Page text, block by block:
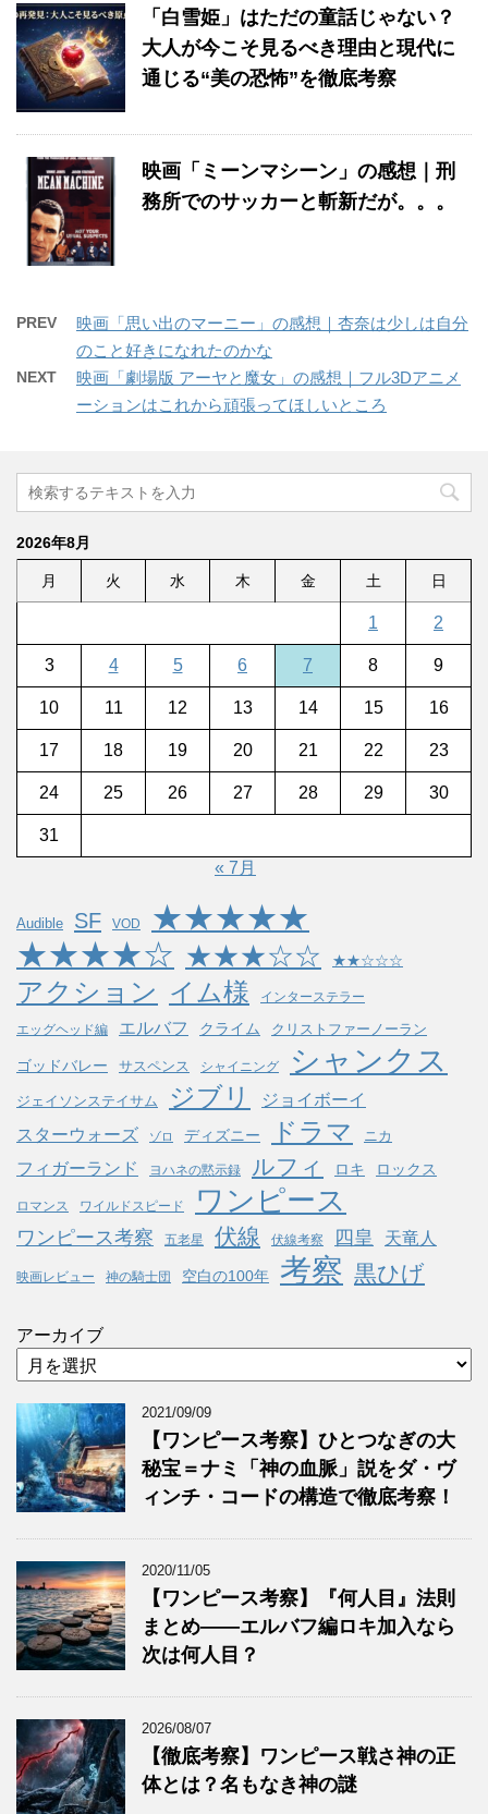
「白雪姫」はただの童話じゃない？
大人が今こそ見るべき理由と現代に
通じる“美の恐怖”を徹底考察
映画「ミーンマシーン」の感想｜刑
務所でのサッカーと斬新だが。。。
PREV
映画「思い出のマーニー」の感想｜杏奈は少しは自分
のこと好きになれたのかな
NEXT
映画「劇場版 アーヤと魔女」の感想｜フル3Dアニメ
ーションはこれから頑張ってほしいところ
2026年8月
月 火 水 木 金 土 日
1 2
3 4 5 6 7 8 9
10 11 12 13 14 15 16
17 18 19 20 21 22 23
24 25 26 27 28 29 30
31
« 7月
Audible SF VOD ★★★★★
★★★★☆ ★★★☆☆ ★★☆☆☆
アクション イム様 インターステラー
エッグヘッド編 エルバフ クライム クリストファーノーラン
ゴッドバレー サスペンス シャイニング シャンクス
ジェイソンステイサム ジブリ ジョイボーイ
スターウォーズ ゾロ ディズニー ドラマ ニカ
フィガーランド ヨハネの黙示録 ルフィ ロキ ロックス
ロマンス ワイルドスピード ワンピース
ワンピース考察 五老星 伏線 伏線考察 四皇 天竜人
映画レビュー 神の騎士団 空白の100年 考察 黒ひげ
アーカイブ
2021/09/09
【ワンピース考察】ひとつなぎの大
秘宝＝ナミ「神の血脈」説をダ・ヴ
ィンチ・コードの構造で徹底考察！
2020/11/05
【ワンピース考察】『何人目』法則
まとめ——エルバフ編ロキ加入なら
次は何人目？
2026/08/07
【徹底考察】ワンピース戦さ神の正
体とは？名もなき神の謎